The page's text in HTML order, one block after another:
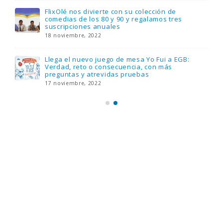
FlixOlé nos divierte con su colección de
comedias de los 80 y 90 y regalamos tres
suscripciones anuales
18 noviembre, 2022
Llega el nuevo juego de mesa Yo Fui a EGB:
Verdad, reto o consecuencia, con más
preguntas y atrevidas pruebas
17 noviembre, 2022